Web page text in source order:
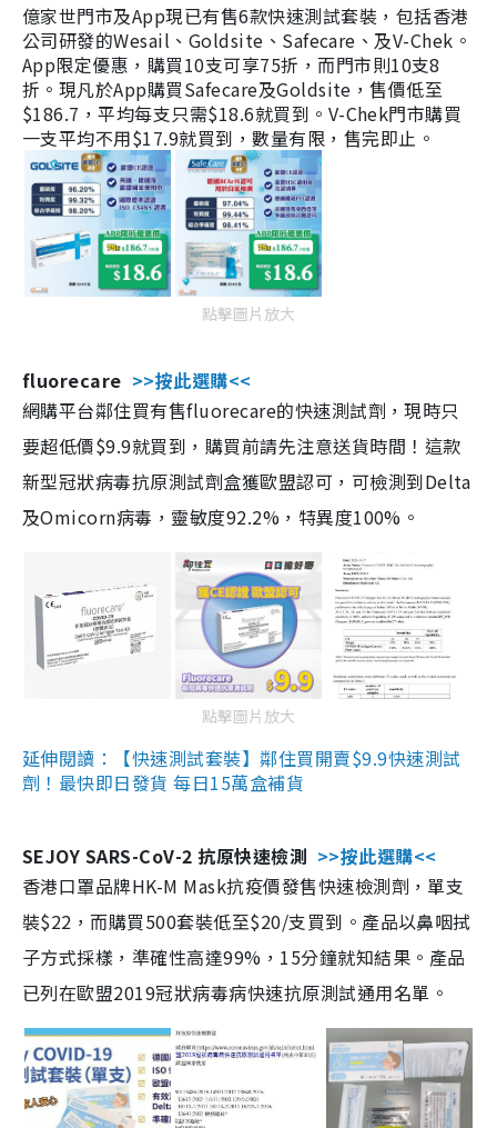
億家世門市及App現已有售6款快速測試套裝，包括香港
公司研發的Wesail、Goldsite、Safecare、及V-Chek。
App限定優惠，購買10支可享75折，而門市則10支8
折。現凡於App購買Safecare及Goldsite，售價低至
$186.7，平均每支只需$18.6就買到。V-Chek門市購買
一支平均不用$17.9就買到，數量有限，售完即止。
點擊圖片放大
fluorecare >>按此選購<<
網購平台鄰住買有售fluorecare的快速測試劑，現時只
要超低價$9.9就買到，購買前請先注意送貨時間！這款
新型冠狀病毒抗原測試劑盒獲歐盟認可，可檢測到Delta
及Omicorn病毒，靈敏度92.2%，特異度100%。
點擊圖片放大
延伸閱讀：【快速測試套裝】鄰住買開賣$9.9快速測試
劑！最快即日發貨 每日15萬盒補貨
SEJOY SARS-CoV-2 抗原快速檢測 >>按此選購<<
香港口罩品牌HK-M Mask抗疫價發售快速檢測劑，單支
裝$22，而購買500套裝低至$20/支買到。產品以鼻咽拭
子方式採樣，準確性高達99%，15分鐘就知結果。產品
已列在歐盟2019冠狀病毒病快速抗原測試通用名單。